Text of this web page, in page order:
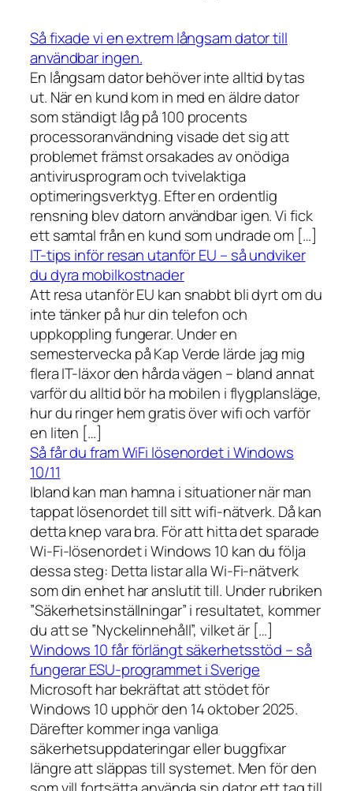
Så fixade vi en extrem långsam dator till
användbar ingen.
En långsam dator behöver inte alltid bytas
ut. När en kund kom in med en äldre dator
som ständigt låg på 100 procents
processoranvändning visade det sig att
problemet främst orsakades av onödiga
antivirusprogram och tvivelaktiga
optimeringsverktyg. Efter en ordentlig
rensning blev datorn användbar igen. Vi fick
ett samtal från en kund som undrade om […]
IT-tips inför resan utanför EU – så undviker
du dyra mobilkostnader
Att resa utanför EU kan snabbt bli dyrt om du
inte tänker på hur din telefon och
uppkoppling fungerar. Under en
semestervecka på Kap Verde lärde jag mig
flera IT-läxor den hårda vägen – bland annat
varför du alltid bör ha mobilen i flygplansläge,
hur du ringer hem gratis över wifi och varför
en liten […]
Så får du fram WiFi lösenordet i Windows
10/11
Ibland kan man hamna i situationer när man
tappat lösenordet till sitt wifi-nätverk. Då kan
detta knep vara bra. För att hitta det sparade
Wi-Fi-lösenordet i Windows 10 kan du följa
dessa steg: Detta listar alla Wi-Fi-nätverk
som din enhet har anslutit till. Under rubriken
”Säkerhetsinställningar” i resultatet, kommer
du att se ”Nyckelinnehåll”, vilket är […]
Windows 10 får förlängt säkerhetsstöd – så
fungerar ESU-programmet i Sverige
Microsoft har bekräftat att stödet för
Windows 10 upphör den 14 oktober 2025.
Därefter kommer inga vanliga
säkerhetsuppdateringar eller buggfixar
längre att släppas till systemet. Men för den